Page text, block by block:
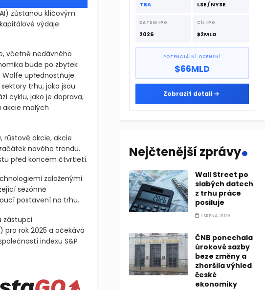
zůstanou klíčovým
výdaje
včetně nedávného
bude po zbytek
upřednostňuje
trhu, jako jsou
cyklu, jako je doprava,
akcie malých
růstové akcie, akcie
nového trendu.
před koncem čtvrtletí.
založenými
sezónně
postavení na trhu.
zástupci
pro rok 2025 a očekává
indexu S&P
TBA LSE / NYSE
DATUM IPO
2026
CÍL IPO
$2MLD
POTENCIÁLNÍ OCENĚNÍ
$66MLD
Zobrazit detail
Nejčtenější zprávy.
Wall Street po
slabých datech
z trhu práce
posiluje
7 SRPNA, 2026
ČNB ponechala
úrokové sazby
beze změny a
zhoršila výhled
české
ekonomiky